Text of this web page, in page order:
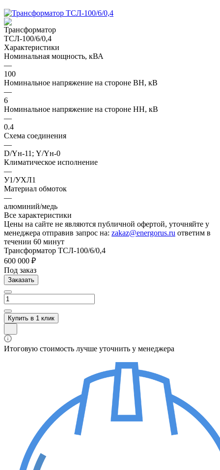
Характеристики
Номинальная мощность, кВА
—
100
Номинальное напряжение на стороне ВН, кВ
—
6
Номинальное напряжение на стороне НН, кВ
—
0.4
Схема соединения
—
D/Yн-11; Y/Yн-0
Климатическое исполнение
—
У1/УХЛ1
Материал обмоток
—
алюминий/медь
Все характеристики
Цены на сайте не являются публичной офертой, уточняйте у
менеджера отправив запрос на: zakaz@energorus.ru ответим в
течении 60 минут
Трансформатор ТСЛ-100/6/0,4
600 000 ₽
Под заказ
Заказать
Купить в 1 клик
Итоговую стоимость лучше уточнить у менеджера